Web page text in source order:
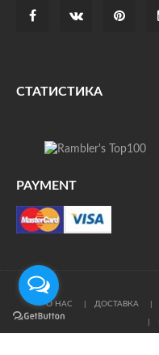
СТАТИСТИКА
PAYMENT
О НАС ДОСТАВКА